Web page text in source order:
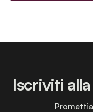
Iscriviti